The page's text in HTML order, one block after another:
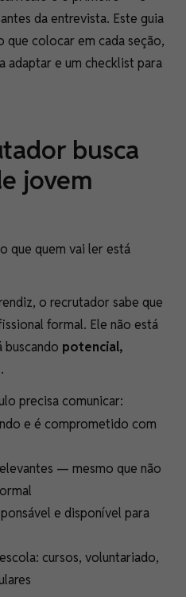
da entrevista. Este guia
colocar em cada seção,
adaptar e um checklist para
busca
jovem
que quem vai ler está
o recrutador sabe que
formal. Ele não está
buscando potencial,
.
precisa comunicar:
e é comprometido com
— mesmo que não
e disponível para
cursos, voluntariado,